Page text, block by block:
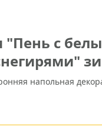
"Пень с
напольная